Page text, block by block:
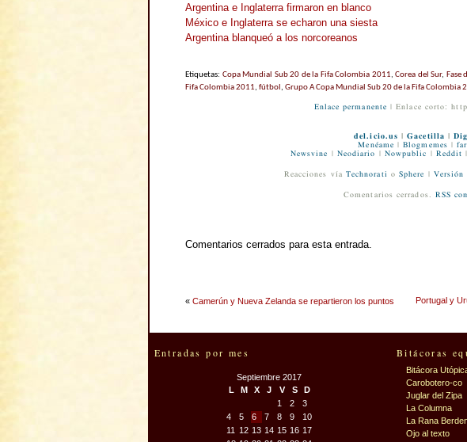
Argentina e Inglaterra firmaron en blanco
México e Inglaterra se echaron una siesta
Argentina blanqueó a los norcoreanos
Etiquetas: Copa Mundial Sub 20 de la Fifa Colombia 2011,Corea del Sur, Fase
Fifa Colombia 2011, fútbol, Grupo A Copa Mundial Sub 20 de la Fifa Colombia
Enlace permanente | Enlace corto:
del.icio.us |Gacetilla |
Menéame |Blogmemes |
Newsvine
Neodiario Nowpublic Reddit
Reacciones vía Technorati o Sphere Versión
Comentarios cerrados. RSS
Comentarios cerrados para esta entrada.
« Camerún y Nueva Zelanda se repartieron los puntos Portugal y
Entradas por mes
Septiembre 2017
L
M X J V S
D
1
2
3
4
5 6 7 8 9
10
11
12 13 14 15 16 17
Bitácoras
Bitácora
Carobotero-co
Juglar del Zipa
La Columna
La Rana
Ojo al texto